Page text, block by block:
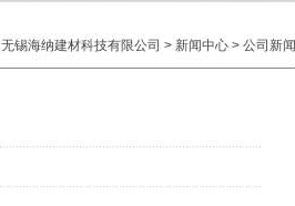
无锡海纳建材科技有限公司 > 新闻中心 > 公司新闻